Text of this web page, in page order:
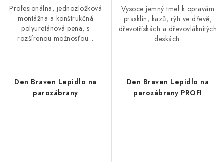
Profesionálna, jednozložková
montážna a konštrukčná
polyuretánová pena, s
rozšírenou možnosťou...
Vysoce jemný tmel k opravám
prasklin, kazů, rýh ve dřevě,
dřevotřískách a dřevovláknitých
deskách.
Den Braven Lepidlo na
parozábrany
Den Braven Lepidlo na
parozábrany PROFI